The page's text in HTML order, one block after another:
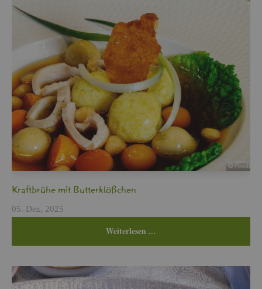
Kraft­brü­he mit But­ter­klö­ßchen
05. Dez, 2025
Wei­ter­le­sen …